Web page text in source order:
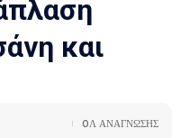
και
0Λ ΑΝΑΓΝΩΣΗΣ